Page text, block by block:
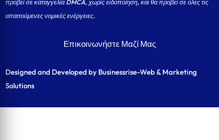
προβεί σε καταγγελία DMCA, χωρίς ειδοποίηση, και θα προβεί σε όλες τις
απαιτούμενες νομικές ενέργειες.
Επικοινωνήστε Μαζί Μας
Designed and Developed by Businessrise-Web & Marketing
Solutions